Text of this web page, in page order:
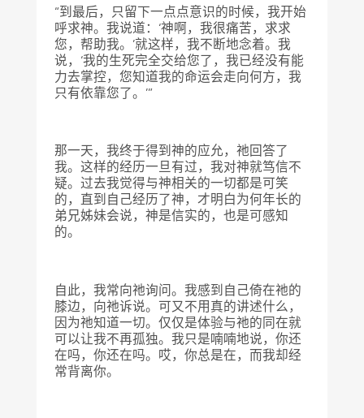
“到最后，只留下一点点意识的时候，我开始
呼求神。我说道：‘神啊，我很痛苦，求求
您，帮助我。’就这样，我不断地念着。我
说，‘我的生死完全交给您了，我已经没有能
力去掌控，您知道我的命运会走向何方，我
只有依靠您了。’”
那一天，我终于得到神的应允，祂回答了
我。这样的经历一旦有过，我对神就笃信不
疑。过去我觉得与神相关的一切都是可笑
的，直到自己经历了神，才明白为何年长的
弟兄姊妹会说，神是信实的，也是可感知
的。
自此，我常向祂询问。我感到自己倚在祂的
膝边，向祂诉说。可又不用真的讲述什么，
因为祂知道一切。仅仅是体验与祂的同在就
可以让我不再孤独。我只是喃喃地说，你还
在吗，你还在吗。哎，你总是在，而我却经
常背离你。